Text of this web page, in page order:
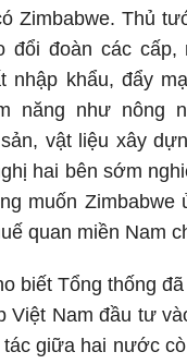
Zimbabwe. Thủ
đổi đoàn các cấp,
nhập khẩu, đẩy
năng như nông
vật liệu xây
hai bên sớm
muốn
quan miền Nam
biết Tổng thống
Việt Nam đầu tư
giữa hai nước